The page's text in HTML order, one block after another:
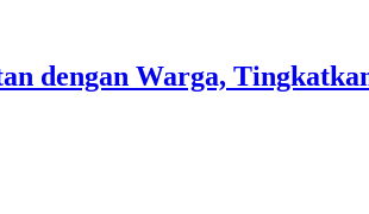
dengan Warga,